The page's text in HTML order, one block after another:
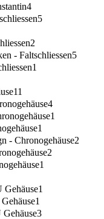
4
5
2
- Faltschliessen5
1
11
4
1
1
- Chronogehäuse2
2
1
1
1
3